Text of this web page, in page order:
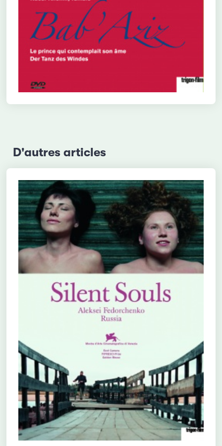
D'autres articles